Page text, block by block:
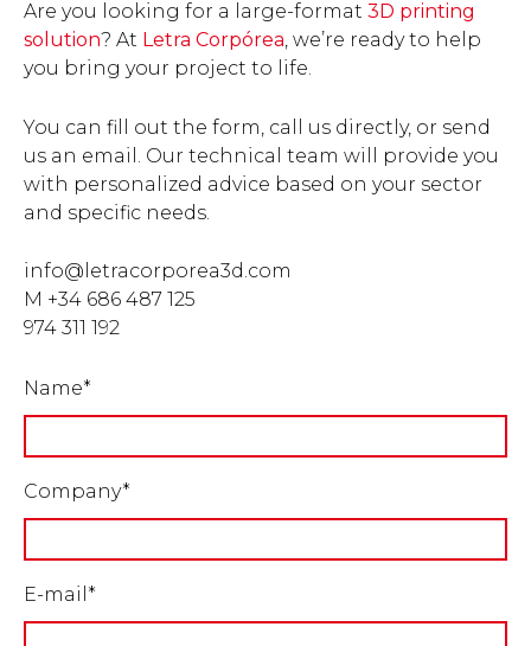
Are you looking for a large-format 3D printing
solution? At Letra Corpórea, we’re ready to help
you bring your project to life.
You can fill out the form, call us directly, or send
us an email. Our technical team will provide you
with personalized advice based on your sector
and specific needs.
info@letracorporea3d.com
M +34 686 487 125
974 311 192
Name*
Company*
E-mail*